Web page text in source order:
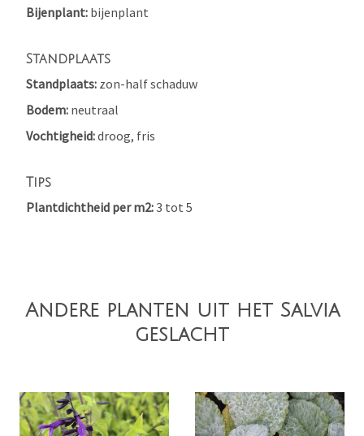
Bijenplant bijenplant
Standplaats
Standplaats zon-half schaduw
Bodem neutraal
Vochtigheid droog, fris
Tips
Plantdichtheid per m2 3 tot 5
Andere planten uit het Salvia
geslacht